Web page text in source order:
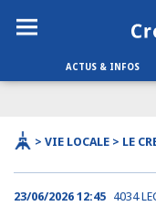
ACTUS & INFOS
> VIE LOCALE > LE
23/06/2026 12:45 4034